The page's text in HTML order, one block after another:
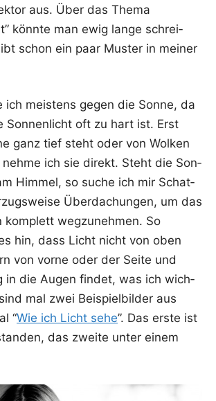
aus. Über das The­ma
könn­te man ewig lan­ge schrei­
schon ein paar Mus­ter in mei­ner
ich meis­tens gegen die Son­ne, da
Son­nen­licht oft zu hart ist. Erst
ganz tief steht oder von Wol­ken
ich sie direkt. Steht die Son­
Him­mel, so suche ich mir Schat­
Über­da­chun­gen, um das
kom­plett weg­zu­neh­men. So
hin, dass Licht nicht von oben
von vor­ne oder der Sei­te und
in die Augen fin­det, was ich wich­
mal zwei Bei­spiel­bil­der aus
“Wie ich Licht sehe”. Das ers­te ist
das zwei­te unter einem